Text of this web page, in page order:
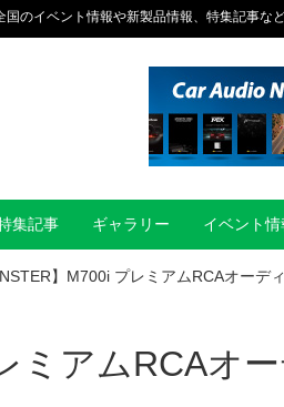
のイベント情報や新製品情報、特集記事な
集記事 ギャラリー イベント情
】M700i プレミアムRCAオーデ
ミアムRCAオ